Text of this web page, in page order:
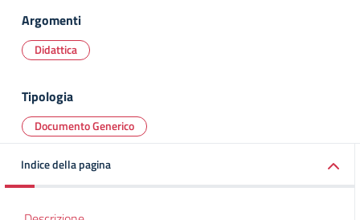
Argomenti
Didattica
Tipologia
Documento Generico
Indice della pagina